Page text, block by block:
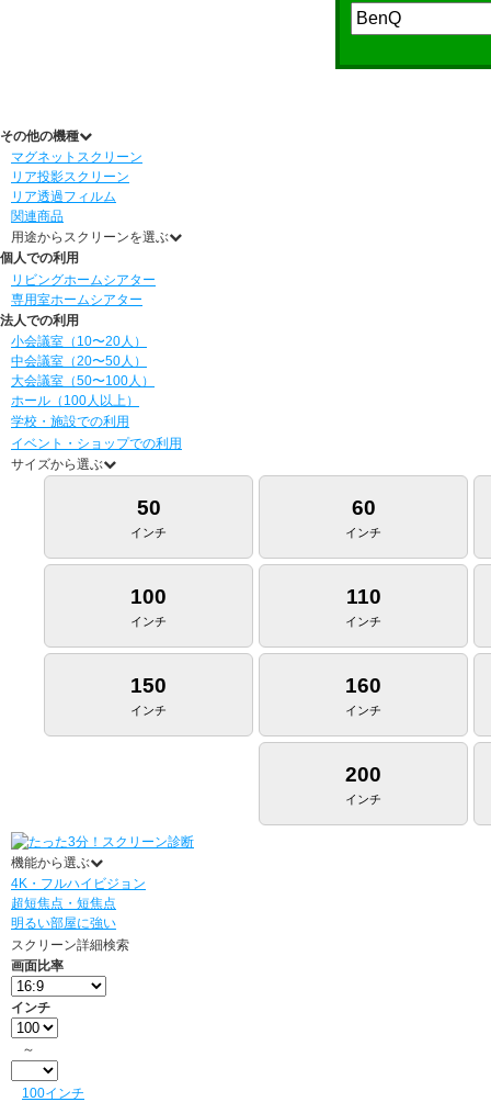
その他の機種
マグネットスクリーン
リア投影スクリーン
リア透過フィルム
関連商品
用途からスクリーンを選ぶ
個人での利用
リビングホームシアター
専用室ホームシアター
法人での利用
小会議室（10〜20人）
中会議室（20〜50人）
大会議室（50〜100人）
ホール（100人以上）
学校・施設での利用
イベント・ショップでの利用
サイズから選ぶ
50
インチ
60
インチ
100
インチ
110
インチ
150
インチ
160
インチ
200
インチ
機能から選ぶ
4K・フルハイビジョン
超短焦点・短焦点
明るい部屋に強い
スクリーン詳細検索
画面比率
インチ
～
100インチ